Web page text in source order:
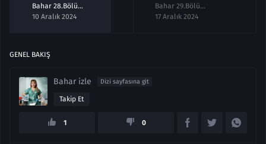
Bahar 28.Bölüm izle
10 Aralık 2024
Bahar 29.Bölüm izle
17 Aralık 2024
GENEL BAKIŞ
Bahar izle Dizi sayfasına git
Takip Et
1 0